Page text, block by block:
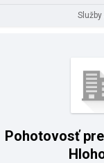
Pohotovosť